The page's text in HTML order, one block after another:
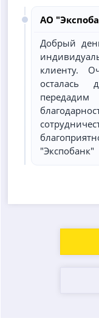
АО
Добрый
клиенту.
осталась
"Экспобанк"